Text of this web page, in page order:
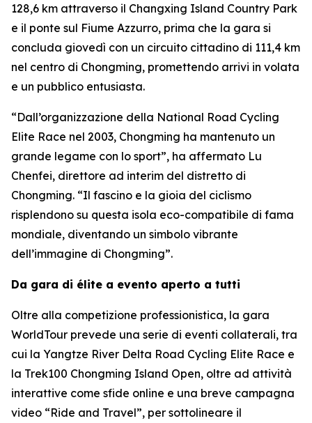
128,6 km attraverso il Changxing Island Country Park
e il ponte sul Fiume Azzurro, prima che la gara si
concluda giovedì con un circuito cittadino di 111,4 km
nel centro di Chongming, promettendo arrivi in volata
e un pubblico entusiasta.
“Dall’organizzazione della National Road Cycling
Elite Race nel 2003, Chongming ha mantenuto un
grande legame con lo sport”, ha affermato Lu
Chenfei, direttore ad interim del distretto di
Chongming. “Il fascino e la gioia del ciclismo
risplendono su questa isola eco-compatibile di fama
mondiale, diventando un simbolo vibrante
dell’immagine di Chongming”.
Da gara di élite a evento aperto a tutti
Oltre alla competizione professionistica, la gara
WorldTour prevede una serie di eventi collaterali, tra
cui la Yangtze River Delta Road Cycling Elite Race e
la Trek100 Chongming Island Open, oltre ad attività
interattive come sfide online e una breve campagna
video “Ride and Travel”, per sottolineare il